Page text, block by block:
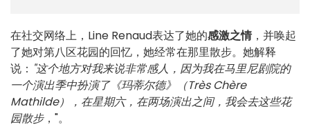
在社交网络上，Line Renaud表达了她的感激之情，并唤起
了她对第八区花园的回忆，她经常在那里散步。她解释
说： "这个地方对我来说非常感人，因为我在马里尼剧院的
一个演出季中扮演了《玛蒂尔德》（Très Chère
Mathilde），在星期六，在两场演出之间，我会去这些花
园散步，"。